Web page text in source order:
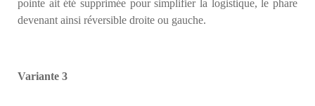
pointe ait été supprimée pour simplifier la logistique, le phare
devenant ainsi réversible droite ou gauche.
Variante 3